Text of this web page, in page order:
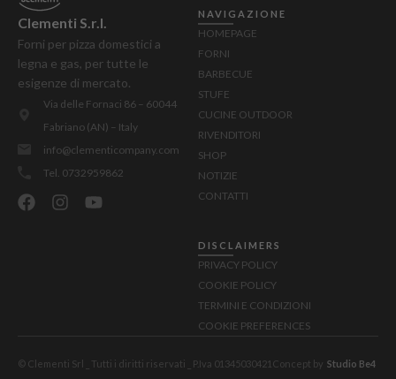
Clementi S.r.l.
Forni per pizza domestici a
legna e gas, per tutte le
esigenze di mercato.
Via delle Fornaci 86 – 60044
Fabriano (AN) – Italy
info@clementicompany.com
Tel. 0732959862
NAVIGAZIONE
HOMEPAGE
FORNI
BARBECUE
STUFE
CUCINE OUTDOOR
RIVENDITORI
SHOP
NOTIZIE
CONTATTI
DISCLAIMERS
PRIVACY POLICY
COOKIE POLICY
TERMINI E CONDIZIONI
COOKIE PREFERENCES
© Clementi Srl _ Tutti i diritti riservati _ P.Iva 01345030421 Concept by Studio Be4